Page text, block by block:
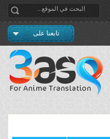
تابعنا على